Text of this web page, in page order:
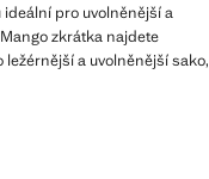
pro uvolněnější a
zkrátka najdete
a uvolněnější sako,